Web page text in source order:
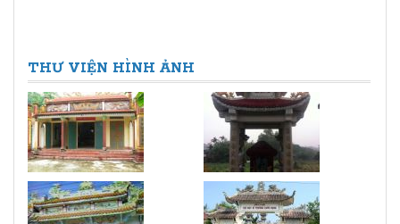
THƯ VIỆN HÌNH ẢNH